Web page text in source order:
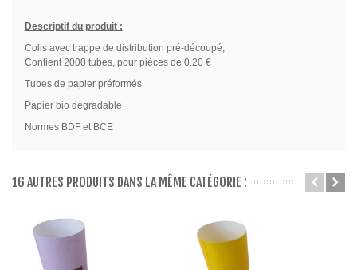
Descriptif du produit :
Colis avec trappe de distribution pré-découpé,
Contient 2000 tubes, pour pièces de 0.20 €
Tubes de papier préformés
Papier bio dégradable
Normes BDF et BCE
16 AUTRES PRODUITS DANS LA MÊME CATÉGORIE :